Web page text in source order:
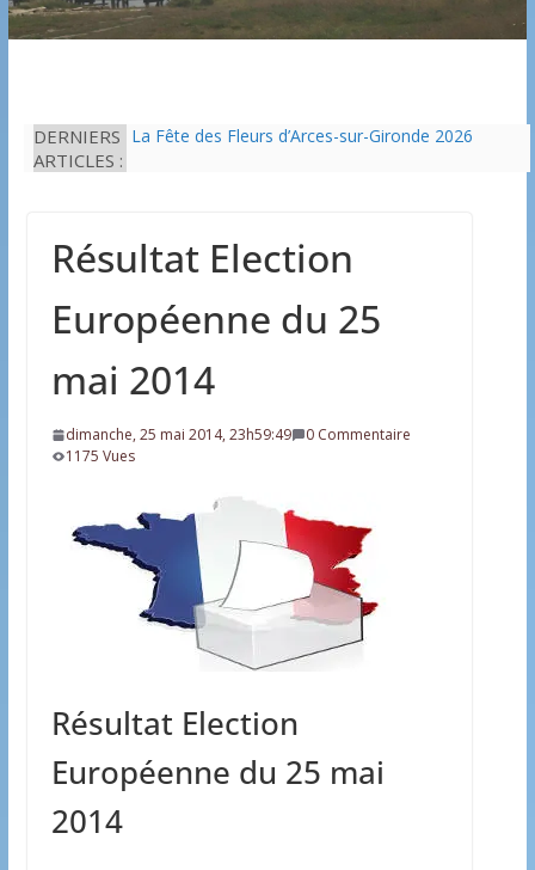
DERNIERS
ARTICLES :
La Fête des Fleurs d’Arces-sur-Gironde 2026
annonce de nouvelles restrictions
Il est interdit de tondre sa pelouse de 12h à 16h à
partir du 7 juin
Une solution durable pour l’isolation des
bâtiments avec le chanvre
Résultat Election
Européenne du 25
mai 2014
dimanche, 25 mai 2014, 23h59:49
0 Commentaire
1175 Vues
Résultat Election
Européenne du 25 mai
2014